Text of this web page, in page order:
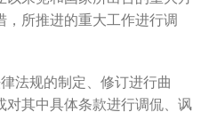
所推进的重大工作进行调
法规的制定、修订进行曲
其中具体条款进行调侃、讽